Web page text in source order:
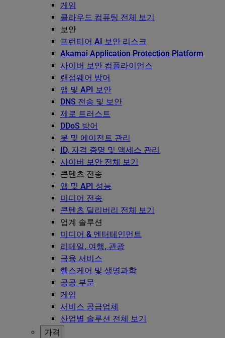
게임
클라우드 컴퓨팅 전체 보기
보안
프런티어 AI 보안 리스크
Akamai Application Protection Platform
사이버 보안 컴플라이언스
랜섬웨어 방어
앱 및 API 보안
DNS 전송 및 보안
제로 트러스트
DDoS 방어
봇 및 에이전트 관리
ID, 자격 증명 및 액세스 관리
사이버 보안 전체 보기
콘텐츠 전송
앱 및 API 성능
미디어 전송
콘텐츠 딜리버리 전체 보기
업계 솔루션
미디어 & 엔터테인먼트
리테일, 여행, 관광
금융 서비스
헬스케어 및 생명과학
공공 부문
게임
서비스 공급업체
산업별 솔루션 전체 보기
가격